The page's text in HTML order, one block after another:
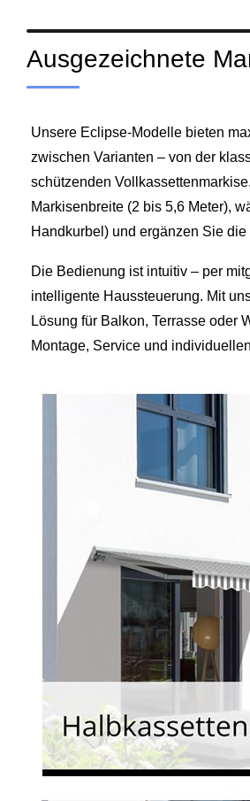
Ausgezeichnete
Unsere Eclipse-Modelle bieten
zwischen Varianten – von der
schützenden
Markisenbreite (2 bis 5,6 Meter),
Handkurbel) und ergänzen Sie
Die Bedienung ist intuitiv – per
intelligente Haussteuerung. Mit
Lösung für Balkon, Terrasse oder
Montage, Service und